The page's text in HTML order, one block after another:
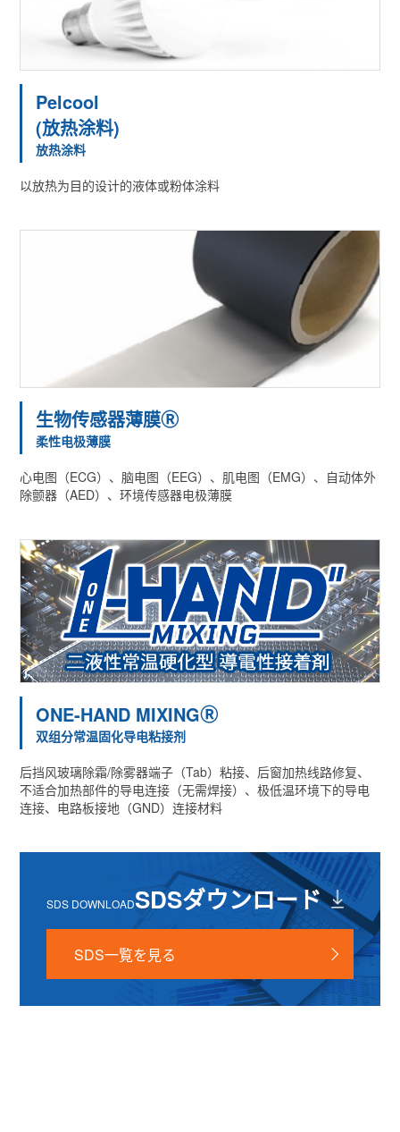
Pelcool
(放热涂料)
放热涂料
以放热为目的设计的液体或粉体涂料
生物传感器薄膜Ⓡ
柔性电极薄膜
心电图（ECG）、脑电图（EEG）、肌电图（EMG）、自动体外
除颤器（AED）、环境传感器电极薄膜
ONE-HAND MIXINGⓇ
双组分常温固化导电粘接剂
后挡风玻璃除霜/除雾器端子（Tab）粘接、后窗加热线路修复、
不适合加热部件的导电连接（无需焊接）、极低温环境下的导电
连接、电路板接地（GND）连接材料
SDS DOWNLOADSDSダウンロード
SDS一覧を見る